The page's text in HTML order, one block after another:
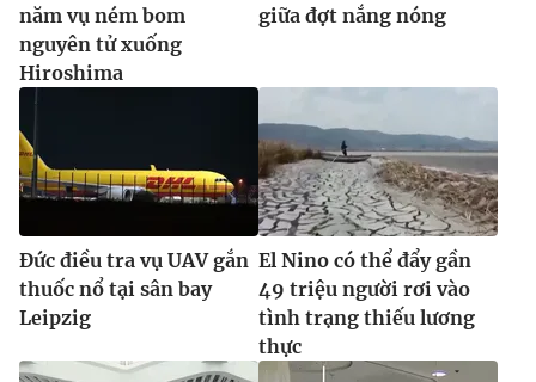
năm vụ ném bom
nguyên tử xuống
Hiroshima
giữa đợt nắng nóng
Đức điều tra vụ UAV gắn
thuốc nổ tại sân bay
Leipzig
El Nino có thể đẩy gần
49 triệu người rơi vào
tình trạng thiếu lương
thực